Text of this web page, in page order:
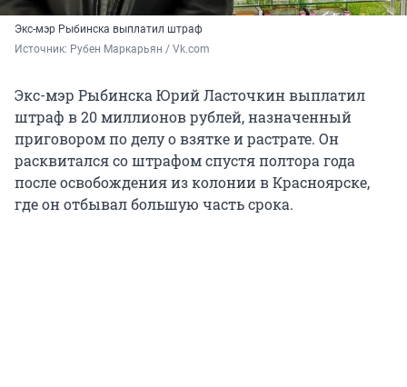
Экс-мэр Рыбинска выплатил штраф
Источник: Рубен Маркарьян / Vk.com
Экс-мэр Рыбинска Юрий Ласточкин выплатил
штраф в 20 миллионов рублей, назначенный
приговором по делу о взятке и растрате. Он
расквитался со штрафом спустя полтора года
после освобождения из колонии в Красноярске,
где он отбывал большую часть срока.